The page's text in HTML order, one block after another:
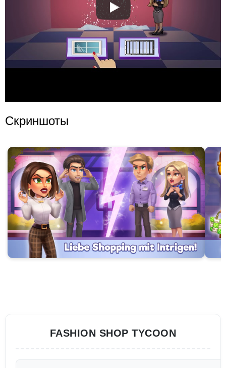
Скриншоты
FASHION SHOP TYCOON